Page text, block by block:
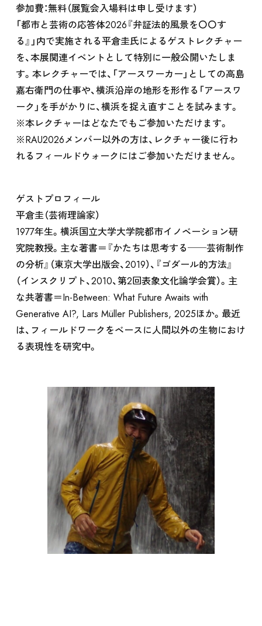
参加費：無料（展覧会入場料は申し受けます）
「都市と芸術の応答体2026『弁証法的風景を〇〇す
る』」内で実施される平倉圭氏によるゲストレクチャー
を、本展関連イベントとして特別に一般公開いたしま
す。本レクチャーでは、「アースワーカー」としての高島
嘉右衛門の仕事や、横浜沿岸の地形を形作る「アースワ
ーク」を手がかりに、横浜を捉え直すことを試みます。
※本レクチャーはどなたでもご参加いただけます。
※RAU2026メンバー以外の方は、レクチャー後に行わ
れるフィールドウォークにはご参加いただけません。
ゲストプロフィール
平倉圭（芸術理論家）
1977年生。横浜国立大学大学院都市イノベーション研
究院教授。主な著書＝『かたちは思考する──芸術制作
の分析』（東京大学出版会、2019）、『ゴダール的方法』
（インスクリプト、2010、第2回表象文化論学会賞）。主
な共著書＝In-Between: What Future Awaits with
Generative AI?, Lars Müller Publishers, 2025ほか。最近
は、フィールドワークをベースに人間以外の生物におけ
る表現性を研究中。